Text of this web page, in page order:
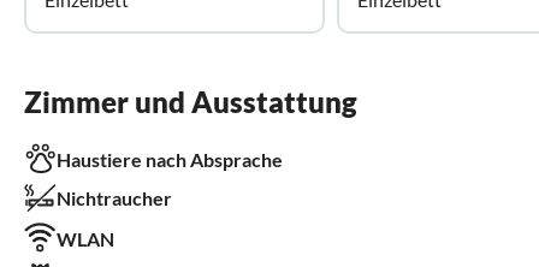
Zimmer und Ausstattung
Haustiere nach Absprache
Nichtraucher
WLAN